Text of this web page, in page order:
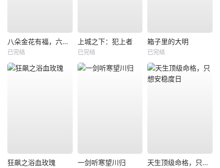
八朵金花有福，六零猎户爹进山挖宝藏
已完结
上城之下：犯上者
已完结
箱子里的大明
已完结
狂飙之浴血玫瑰 一剑听寒望川归 天生顶级命格，只想安稳度日